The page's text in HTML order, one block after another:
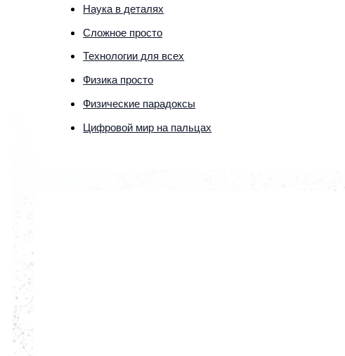
Наука в деталях
Сложное просто
Технологии для всех
Физика просто
Физические парадоксы
Цифровой мир на пальцах